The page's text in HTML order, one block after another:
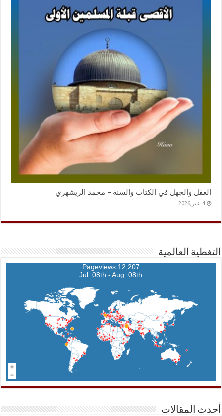
العقل والجهل في الكتاب والسنة – محمد الريشهري
4 يناير,2026
التغطية العالمية
12,207 Pageviews
Jul. 08th - Aug. 08th
أحدث المقالات